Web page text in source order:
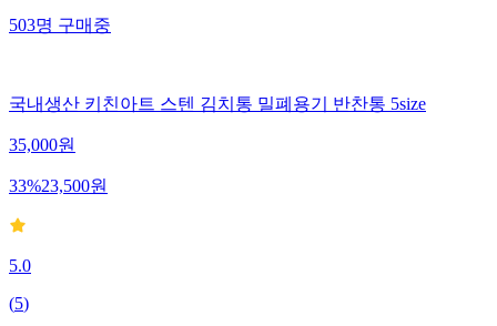
503명 구매중
국내생산 키친아트 스텐 김치통 밀폐용기 반찬통 5size
35,000원
33%23,500원
5.0
(5)